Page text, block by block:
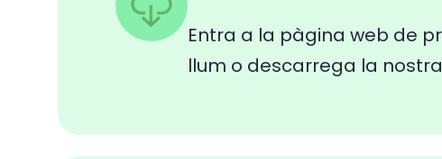
Entra a la pàgina web de
llum o descarrega la